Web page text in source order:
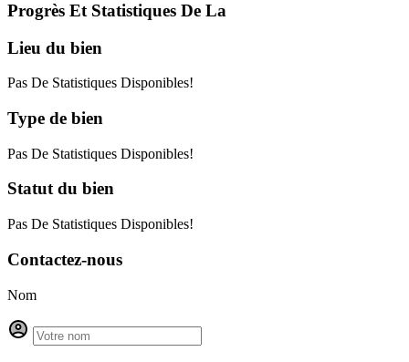
Progrès Et Statistiques De La
Lieu du bien
Pas De Statistiques Disponibles!
Type de bien
Pas De Statistiques Disponibles!
Statutdu bien
Pas De Statistiques Disponibles!
Contactez-nous
Nom